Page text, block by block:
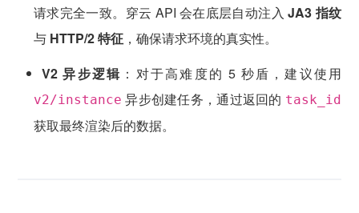
请求完全一致。穿云 API 会在底层自动注入JA3 指纹
与 HTTP/2 特征 ，确保请求环境的真实性。
V2 异步逻辑 ：对于高难度的 5 秒盾，建议使用
v2/instance 异步创建任务，通过返回的 task_id
获取最终渲染后的数据。